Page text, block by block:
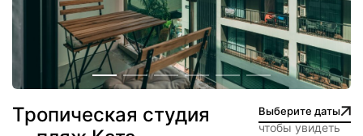
Тропическая студия
Выберите даты
чтобы увидеть